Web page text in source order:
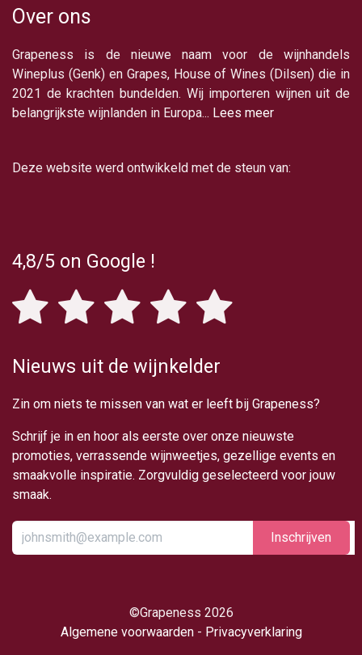
Over ons
Grapeness is de nieuwe naam voor de wijnhandels
Wineplus (Genk) en Grapes, House of Wines (Dilsen) die in
2021 de krachten bundelden. Wij importeren wijnen uit de
belangrijkste wijnlanden in Europa... Lees meer
Deze website werd ontwikkeld met de steun van:
4,8/5 on Google !
Nieuws uit de wijnkelder
Zin om niets te missen van wat er leeft bij Grapeness?
Schrijf je in en hoor als eerste over onze nieuwste
promoties, verrassende wijnweetjes, gezellige events en
smaakvolle inspiratie. Zorgvuldig geselecteerd voor jouw
smaak.
Inschrijv​​​​​​​​​​en
​©Grapeness 2026
Algemene voorwaarden- Privacyverklaring